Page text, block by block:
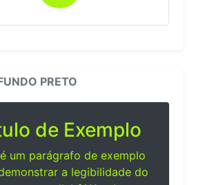
PRETO
de Exemplo
um parágrafo de exemplo
a legibilidade do